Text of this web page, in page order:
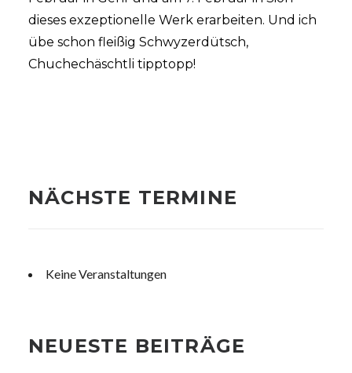
dieses exzeptionelle Werk erarbeiten. Und ich
übe schon fleißig Schwyzerdütsch,
Chuchechäschtli tipptopp!
NÄCHSTE TERMINE
Keine Veranstaltungen
NEUESTE BEITRÄGE